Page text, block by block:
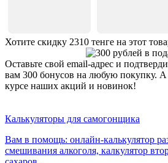
Хотите скидку 2310 тенге на этот
Оставьте свой email-адрес и
вам 300 бонусов на любую покупку. А
курсе наших акций и новинок!
Калькуляторы для самогонщика
Вам в помощь: онлайн-калькулятор
смешивания алкоголя, калкулятор